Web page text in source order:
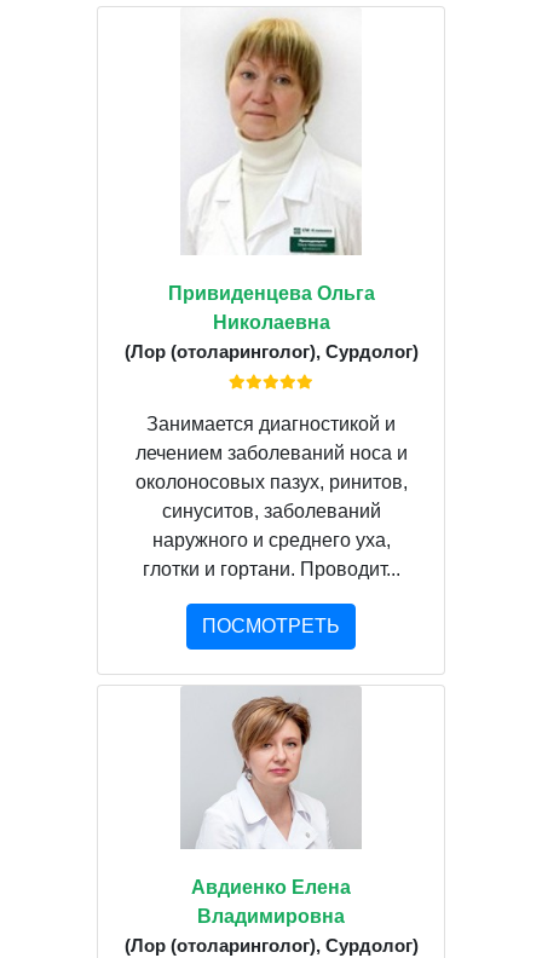
Привиденцева Ольга
Николаевна
(Лор (отоларинголог), Сурдолог)
Занимается диагностикой и
лечением заболеваний носа и
околоносовых пазух, ринитов,
синуситов, заболеваний
наружного и среднего уха,
глотки и гортани. Проводит...
ПОСМОТРЕТЬ
Авдиенко Елена
Владимировна
(Лор (отоларинголог), Сурдолог)